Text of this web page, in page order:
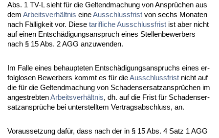
Abs. 1 TV-L sieht für die Gel­tend­ma­chung von Ansprüchen aus
dem Ar­beits­verhält­nis ei­neAus­schluss­frist von sechs Mo­na­ten
nach Fällig­keit vor. Die­se ta­rif­li­cheAus­schluss­frist ist aber nicht
auf ei­nen Entschädi­gungs­an­spruch ei­nes Stel­len­be­wer­bers
nach § 15 Abs. 2 AGG an­zu­wen­den.
Im Fal­le ei­nes be­haup­te­ten Entschädi­gungs­an­spruchs ei­nes er­
folg­lo­sen Be­wer­bers kommt es für dieAus­schluss­frist nicht auf
die für die Gel­tend­ma­chung von Scha­dens­er­satz­ansprüchen im
an­ge­streb­tenAr­beits­verhält­nis, dh. auf die Frist für Scha­dens­er­
satz­ansprüche bei un­ter­stell­tem Ver­trags­ab­schluss, an.
Vor­aus­set­zung dafür, dass nach der in § 15 Abs. 4 Satz 1 AGG